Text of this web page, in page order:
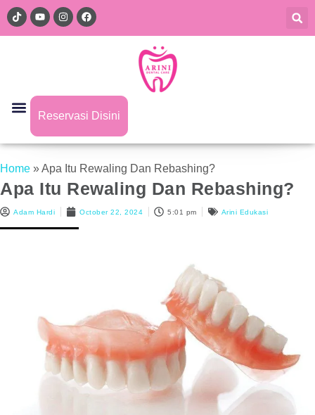
Reservasi Disini
Home »Apa Itu Rewaling Dan Rebashing?
Apa Itu Rewaling Dan Rebashing?
Adam Hardi October 22, 2024 5:01 pm Arini Edukasi